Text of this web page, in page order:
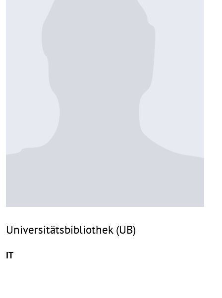
Universitätsbibliothek (UB)
IT